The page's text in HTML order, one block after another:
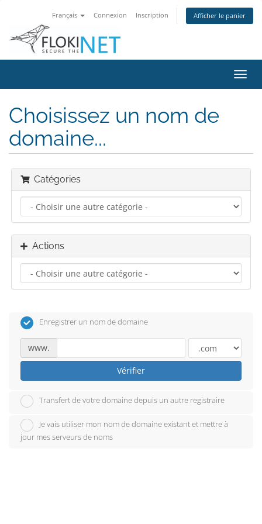
Français Connexion Inscription Afficher le panier
la
Choisissez un nom de
domaine...
Catégories
Actions
Enregistrer un nom de domaine
www.
Vérifier
Transfert de votre domaine depuis un autre registraire
Je vais utiliser mon nom de domaine existant et mettre à
jour mes serveurs de noms